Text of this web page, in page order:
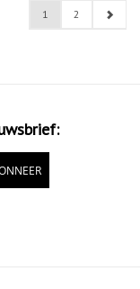
1 2